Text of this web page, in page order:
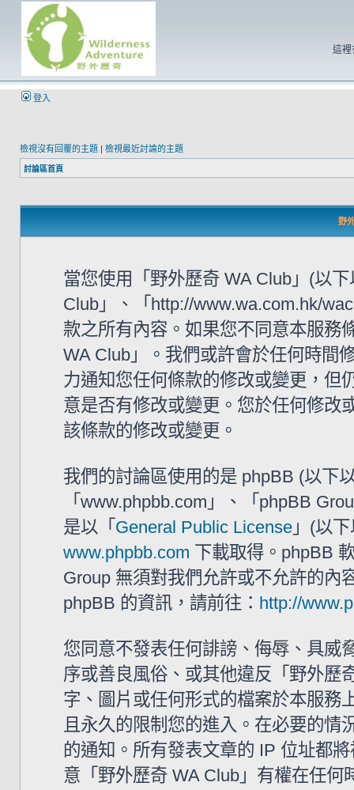
這裡
登入
檢視沒有回覆的主題 | 檢視最近討論的主題
討論區首頁
野
當您使用「野外歷奇 WA Club」(以
Club」、「http://www.wa.com.hk/
款之所有內容。如果您不同意本服務
WA Club」。我們或許會於任何時間
力通知您任何條款的修改或變更，但
意是否有修改或變更。您於任何修改
該條款的修改或變更。
我們的討論區使用的是 phpBB (以下
「www.phpbb.com」、「phpBB
是以「 General Public License 」(以
www.phpbb.com 下載取得。phpBB
Group 無須對我們允許或不允許的內
phpBB 的資訊，請前往： http://
您同意不發表任何誹謗、侮辱、具威
序或善良風俗、或其他違反「野外歷
字、圖片或任何形式的檔案於本服務
且永久的限制您的進入。在必要的情
的通知。所有發表文章的 IP 位址都
意「野外歷奇 WA Club」有權在任